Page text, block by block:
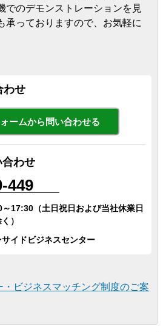
でのデモンストレーションを見
承っておりますので、お気軽に
わせ
ームから問い合わせる
わせ
449
17:30（土日祝日および当社休業日
）
サイドビジネスセンター
・ビジネスマッチング制度のご案